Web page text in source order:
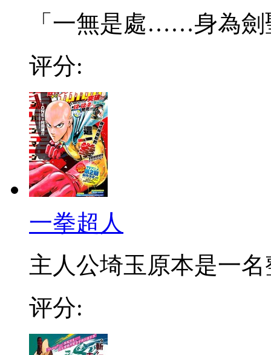
「一無是處……身為劍
评分:
一拳超人
主人公埼玉原本是一名
评分: